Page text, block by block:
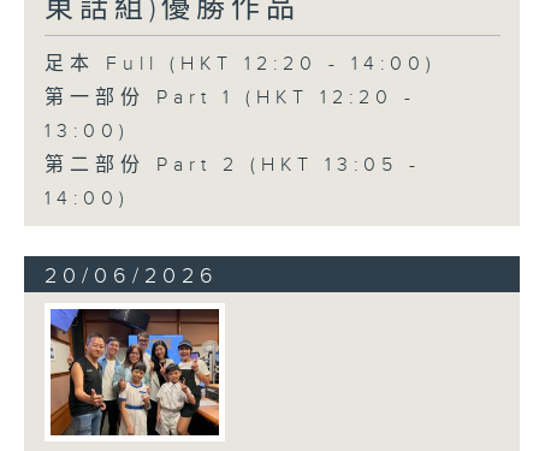
東話組)優勝作品
足本 Full (HKT 12:20 - 14:00)
第一部份 Part 1 (HKT 12:20 -
13:00)
第二部份 Part 2 (HKT 13:05 -
14:00)
20/06/2026